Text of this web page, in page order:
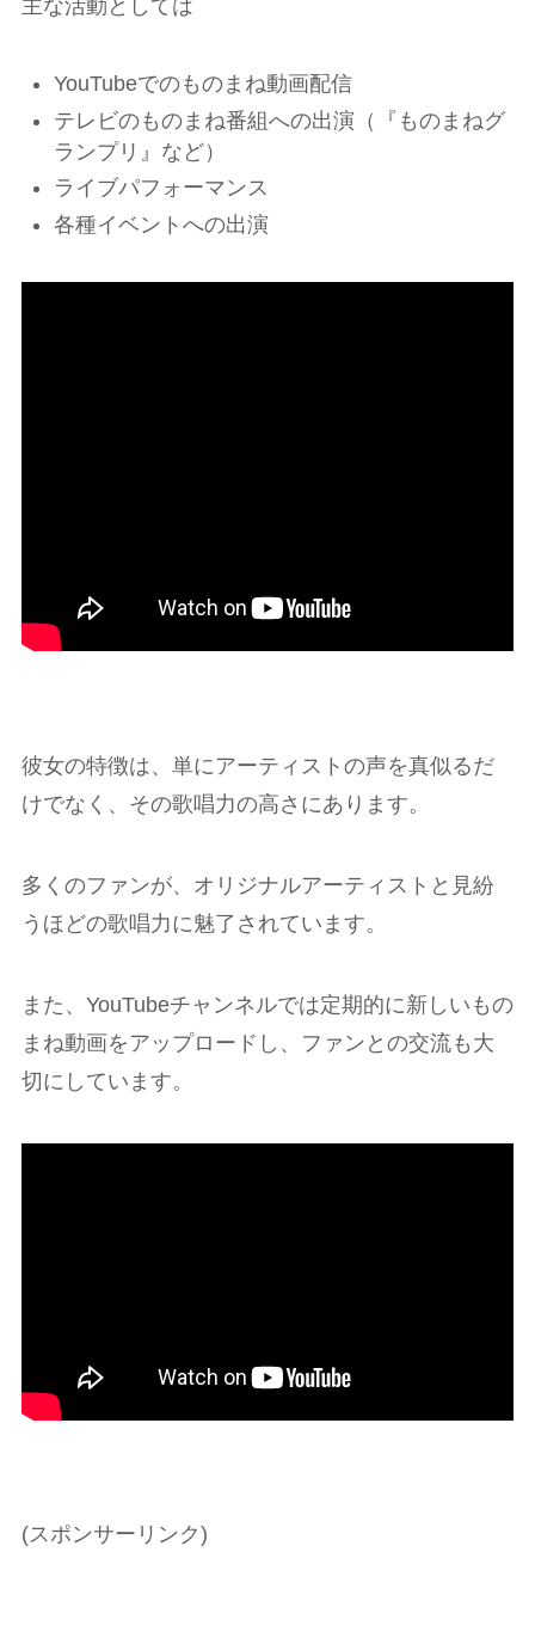
主な活動としては
YouTubeでのものまね動画配信
テレビのものまね番組への出演（『ものまねグ
ランプリ』など）
ライブパフォーマンス
各種イベントへの出演
彼女の特徴は、単にアーティストの声を真似るだ
けでなく、その歌唱力の高さにあります。
多くのファンが、オリジナルアーティストと見紛
うほどの歌唱力に魅了されています。
また、YouTubeチャンネルでは定期的に新しいもの
まね動画をアップロードし、ファンとの交流も大
切にしています。
(スポンサーリンク)